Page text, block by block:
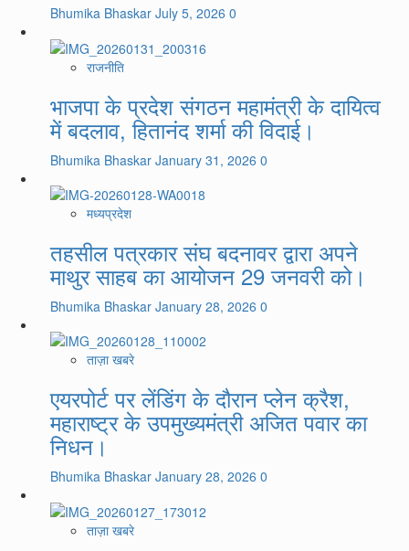
Bhumika Bhaskar July 5, 2026 0
राजनीति
भाजपा के प्रदेश संगठन महामंत्री के दायित्व
में बदलाव, हितानंद शर्मा की विदाई।
Bhumika Bhaskar January 31, 2026 0
मध्यप्रदेश
तहसील पत्रकार संघ बदनावर द्वारा अपने
माथुर साहब का आयोजन 29 जनवरी को।
Bhumika Bhaskar January 28, 2026 0
ताज़ा खबरे
एयरपोर्ट पर लेंडिंग के दौरान प्लेन क्रैश,
महाराष्ट्र के उपमुख्यमंत्री अजित पवार का
निधन।
Bhumika Bhaskar January 28, 2026 0
ताज़ा खबरे